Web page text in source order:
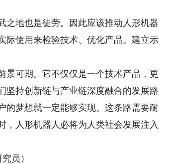
地也是徒劳。因此应该推动人形机器
际使用来检验技术、优化产品。建立示
可期。它不仅仅是一个技术产品，更
坚持创新链与产业链深度融合的发展路
的梦想就一定能够实现。这条路需要耐
，人形机器人必将为人类社会发展注入
员）